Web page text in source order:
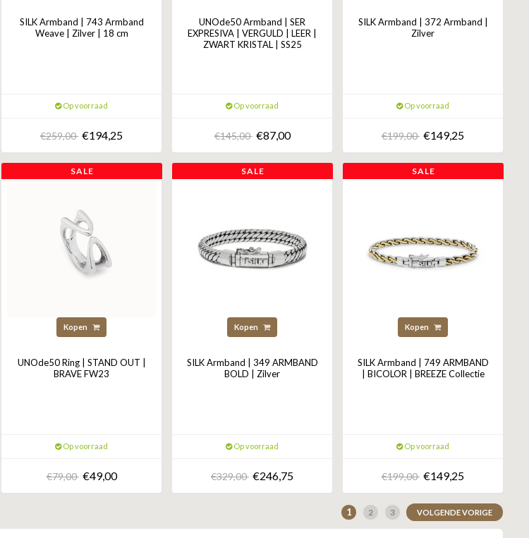
SILK Armband | 743 Armband
Weave | Zilver | 18 cm
Op voorraad
€259,00 €194,25
UNOde50 Armband | SER
EXPRESIVA | VERGULD | LEER |
ZWART KRISTAL | SS25
Op voorraad
€145,00 €87,00
SILK Armband | 372 Armband |
Zilver
Op voorraad
€199,00 €149,25
SALE
Kopen
UNOde50 Ring | STAND OUT |
BRAVE FW23
Op voorraad
€79,00 €49,00
SALE
Kopen
SILK Armband | 349 ARMBAND
BOLD | Zilver
Op voorraad
€329,00 €246,75
SALE
Kopen
SILK Armband | 749 ARMBAND
| BICOLOR | BREEZE Collectie
Op voorraad
€199,00 €149,25
1 2 3 VOLGENDE VORIGE